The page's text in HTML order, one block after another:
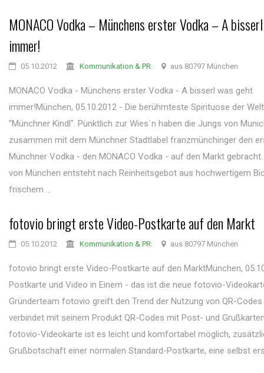
MONACO Vodka – Münchens erster Vodka – A
immer!
05.10.2012 Kommunikation & PR: aus 80797 München
MONACO Vodka - Münchens erster Vodka - A bisserl was geht
immer!München, 05.10.2012 - Die berühmteste Spirituose der
"Münchner Kindl". Pünktlich zur Wies´n haben die Jungs von
zusammen mit dem Münchner Stadtlabel franzmünchinger den
Münchner Vodka - den MONACO Vodka - auf den Markt
von München entsteht nach Reinheitsgebot aus hochwertigem
frischem ...
fotovio bringt erste Video-Postkarte auf den Markt
05.10.2012 Kommunikation & PR: aus 80797 München
fotovio bringt erste Video-Postkarte auf den MarktMünchen,
Postkarte und Video in Einem - das ist die neue fotovio-
Gründerteam fotovio greift den Trend der Nutzung von QR-
verbindet mit seinem Produkt QR-Codes mit Post- und
fotovio-Videokarte ist es leicht und komfortabel möglich,
Grußbotschaft einer normalen Standard-Postkarte, eine selbst